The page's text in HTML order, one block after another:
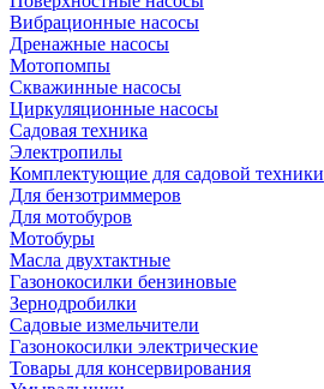
Вибрационные насосы
Дренажные насосы
Мотопомпы
Скважинные насосы
Циркуляционные насосы
Садовая техника
Электропилы
Комплектующие для садовой техники
Для бензотриммеров
Для мотобуров
Мотобуры
Масла двухтактные
Газонокосилки бензиновые
Зернодробилки
Садовые измельчители
Газонокосилки электрические
Товары для консервирования